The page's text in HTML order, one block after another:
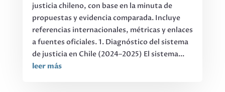
justicia chileno, con base en la minuta de
propuestas y evidencia comparada. Incluye
referencias internacionales, métricas y enlaces
a fuentes oficiales. 1. Diagnóstico del sistema
de justicia en Chile (2024–2025) El sistema...
leer más